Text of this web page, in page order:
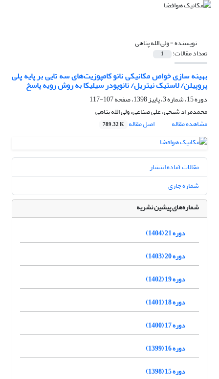
نویسنده =ولی الله پناهی
تعداد مقالات: 1
بهینه سازی خواص مکانیکی نانو کامپوزیت‌های سه تایی بر پایه پلی
پروپیلن/ لاستیک نیتریل/ نانوپودر سیلیکا به روش رویه پاسخ
دوره 15، شماره 3، پاییز 1398، صفحه
107-117
محمدمراد شیخی، علی صناعی، ولی الله پناهی
مشاهده مقاله
اصل مقاله 789.32 K
مقالات آماده انتشار
شماره جاری
شماره‌های پیشین نشریه
دوره 21 (1404)
دوره 20 (1403)
دوره 19 (1402)
دوره 18 (1401)
دوره 17 (1400)
دوره 16 (1399)
دوره 15 (1398)